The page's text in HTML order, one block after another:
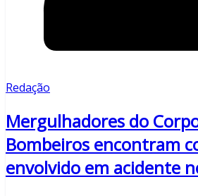
Redação
Mergulhadores do
Bombeiros encontram
envolvido em acidente